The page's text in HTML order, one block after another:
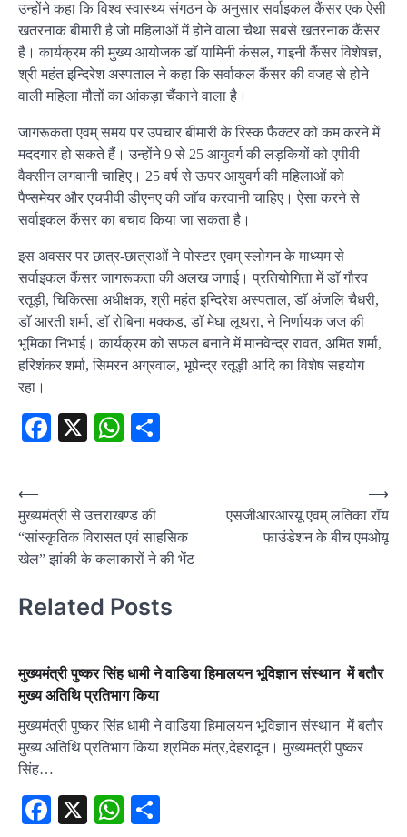
उन्होंने कहा कि विश्व स्वास्थ्य संगठन के अनुसार सर्वाइकल कैंसर एक ऐसी
खतरनाक बीमारी है जो महिलाओं में होने वाला चैथा सबसे खतरनाक कैंसर
है। कार्यक्रम की मुख्य आयोजक डाॅ यामिनी कंसल, गाइनी कैंसर विशेषज्ञ,
श्री महंत इन्दिरेश अस्पताल ने कहा कि सर्वाकल कैंसर की वजह से होने
वाली महिला मौतों का आंकड़ा चैंकाने वाला है।
जागरूकता एवम् समय पर उपचार बीमारी के रिस्क फैक्टर को कम करने में
मददगार हो सकते हैं। उन्होंने 9 से 25 आयुवर्ग की लड़कियों को एपीवी
वैक्सीन लगवानी चाहिए। 25 वर्ष से ऊपर आयुवर्ग की महिलाओं को
पैप्समेयर और एचपीवी डीएनए की जाॅच करवानी चाहिए। ऐसा करने से
सर्वाइकल कैंसर का बचाव किया जा सकता है।
इस अवसर पर छात्र-छात्राओं ने पोस्टर एवम् स्लोगन के माध्यम से
सर्वाइकल कैंसर जागरूकता की अलख जगाई। प्रतियोगिता में डाॅ गौरव
रतूड़ी, चिकित्सा अधीक्षक, श्री महंत इन्दिरेश अस्पताल, डाॅ अंजलि चैधरी,
डाॅ आरती शर्मा, डाॅ रोबिना मक्कड, डाॅ मेघा लूथरा, ने निर्णायक जज की
भूमिका निभाई। कार्यक्रम को सफल बनाने में मानवेन्द्र रावत, अमित शर्मा,
हरिशंकर शर्मा, सिमरन अग्रवाल, भूपेन्द्र रतूड़ी आदि का विशेष सहयोग
रहा।
Facebook
X WhatsApp
Post
navigation
⟵
मुख्यमंत्री से उत्तराखण्ड की
“सांस्कृतिक विरासत एवं साहसिक
खेल” झांकी के कलाकारों ने की भेंट
एसजीआरआरयू एवम् लतिका राॅय
फाउंडेशन के बीच एमओयू
⟶
Related Posts
मुख्यमंत्री पुष्कर सिंह धामी ने वाडिया हिमालयन भूविज्ञान संस्थान में बतौर
मुख्य अतिथि प्रतिभाग किया
मुख्यमंत्री पुष्कर सिंह धामी ने वाडिया हिमालयन भूविज्ञान संस्थान में बतौर
मुख्य अतिथि प्रतिभाग किया श्रमिक मंत्र,देहरादून। मुख्यमंत्री पुष्कर
सिंह…
Facebook
X WhatsApp